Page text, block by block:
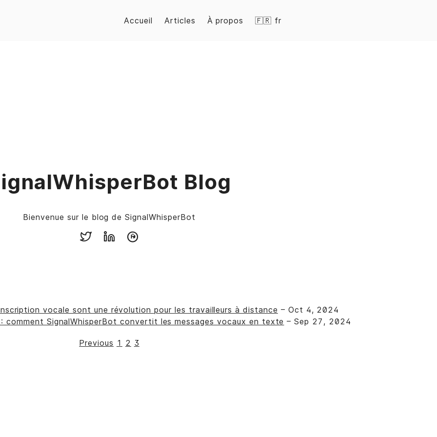
Accueil Articles À propos 🇫🇷 fr
Blog
Bienvenue sur le blog de SignalWhisperBot
vocale sont une révolution pour les travailleurs à distance – Oct 4, 2024
SignalWhisperBot convertit les messages vocaux en texte – Sep 27, 2024
Previous 1 2 3